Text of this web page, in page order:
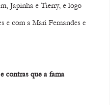
Japinha e Tierry, e logo
e com a Mari Fernandes e
contras que a fama